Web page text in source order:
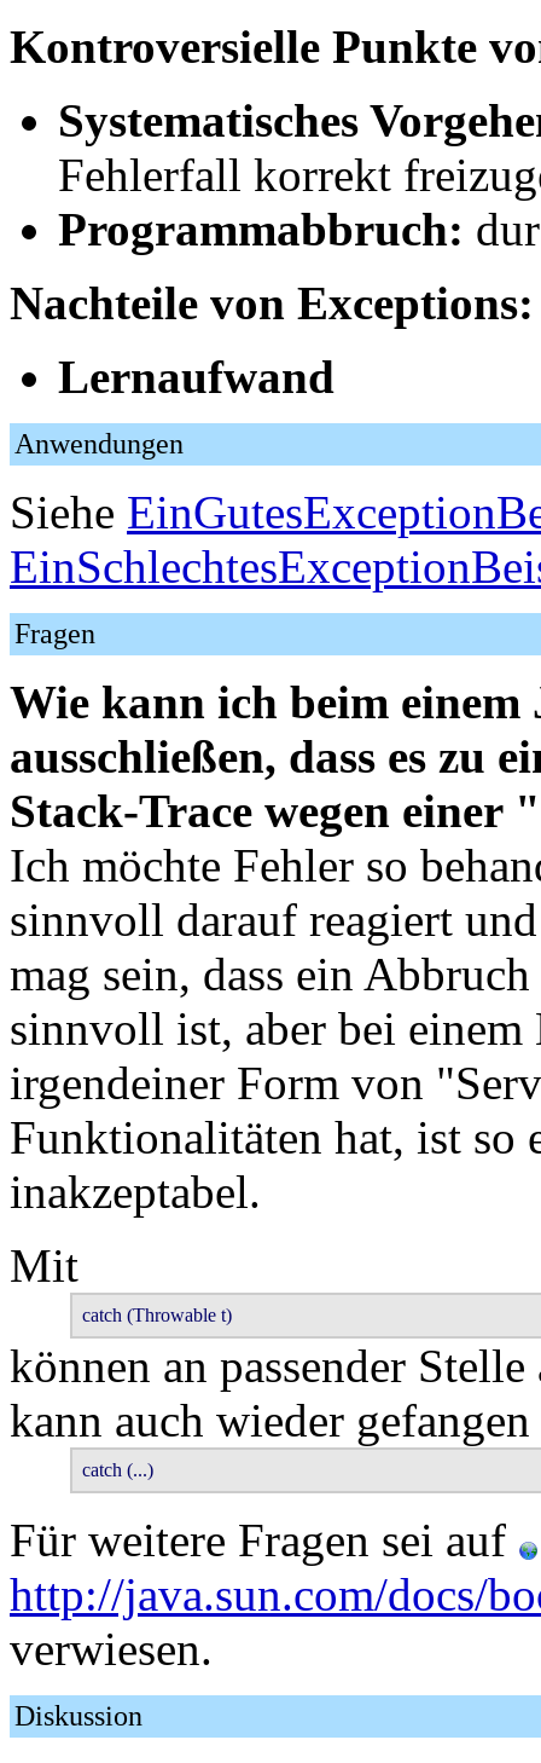
Kontroversielle Punkte
Systematisches
Fehlerfall korrekt
Programmabbruch:
Nachteile von Exceptions:
Lernaufwand
Anwendungen
Siehe
Fragen
Wie kann ich beim
ausschließen, dass es zu
Stack-Trace wegen
Ich möchte Fehler so
sinnvoll darauf reagiert
mag sein, dass ein
sinnvoll ist, aber bei
irgendeiner Form von
Funktionalitäten hat, ist so
inakzeptabel.
Mit
catch (Throwable t)
können an passender
kann auch wieder
catch (...)
Für weitere Fragen sei auf
http://java.sun.com/docs/
verwiesen.
Diskussion